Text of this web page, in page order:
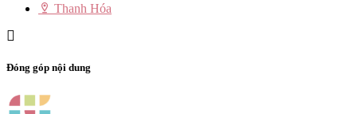
Thanh Hóa
Đóng góp nội dung